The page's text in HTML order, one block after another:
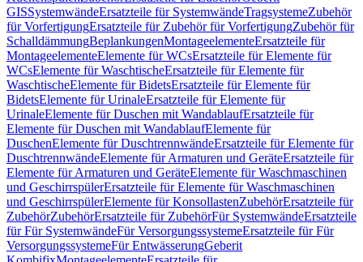
GISSystemwändeErsatzteile für SystemwändeTragsystemeZubehör
für VorfertigungErsatzteile für Zubehör für VorfertigungZubehör für
SchalldämmungBeplankungenMontageelementeErsatzteile für
MontageelementeElemente für WCsErsatzteile für Elemente für
WCsElemente für WaschtischeErsatzteile für Elemente für
WaschtischeElemente für BidetsErsatzteile für Elemente für
BidetsElemente für UrinaleErsatzteile für Elemente für
UrinaleElemente für Duschen mit WandablaufErsatzteile für
Elemente für Duschen mit WandablaufElemente für
DuschenElemente für DuschtrennwändeErsatzteile für Elemente für
DuschtrennwändeElemente für Armaturen und GeräteErsatzteile für
Elemente für Armaturen und GeräteElemente für Waschmaschinen
und GeschirrspülerErsatzteile für Elemente für Waschmaschinen
und GeschirrspülerElemente für KonsollastenZubehörErsatzteile für
ZubehörZubehörErsatzteile für ZubehörFür SystemwändeErsatzteile
für Für SystemwändeFür VersorgungssystemeErsatzteile für Für
VersorgungssystemeFür EntwässerungGeberit